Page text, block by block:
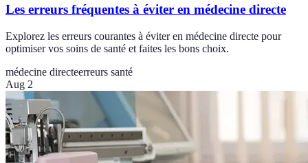
Les erreurs fréquentes à éviter en médecine directe
Explorez les erreurs courantes à éviter en médecine directe pour
optimiser vos soins de santé et faites les bons choix.
médecine directeerreurs santé
Aug 2